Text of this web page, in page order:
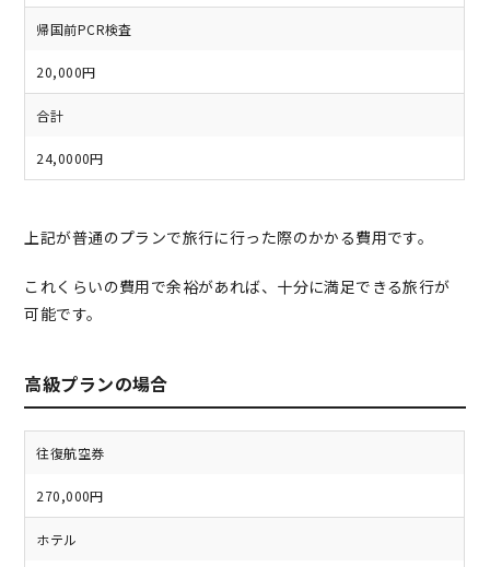
帰国前PCR検査
20,000円
合計
24,0000円
上記が普通のプランで旅行に行った際のかかる費用です。
これくらいの費用で余裕があれば、十分に満足できる旅行が
可能です。
高級プランの場合
往復航空券
270,000円
ホテル